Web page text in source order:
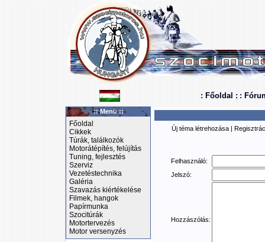
: Főoldal : :
:: Menü ::
Főoldal
Cikkek
Túrák, találkozók
Motorátépítés, felújítás
Tuning, fejlesztés
Szerviz
Vezetéstechnika
Galéria
Szavazás kiértékelése
Filmek, hangok
Papírmunka
Szocitúrák
Motortervezés
Motor versenyzés
Új téma létrehozása |
Felhasználó:
Jelszó:
Hozzászólás: